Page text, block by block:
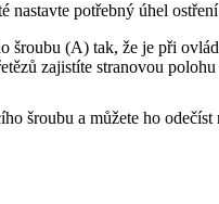
nastavte potřebný úhel
šroubu (A) tak, že je při
zajistíte stranovou
šroubu a můžete ho odečíst